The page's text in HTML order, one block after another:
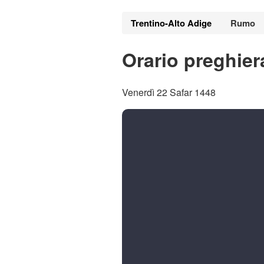
Trentino-Alto Adige Rumo
Orario
Venerdì 22 Safar 1448